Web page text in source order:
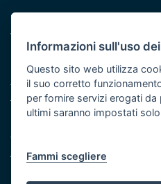
Protezione civile
Vai al sito di Protezione Civile
Iniziativa finanziata con
Asse XI
Note legali
Cookie e privacy
Atti di notifica
Informazioni sull'uso
Questo sito web utilizza
il suo corretto
per fornire servizi erogati da
ultimi saranno impostati
Fammi scegliere